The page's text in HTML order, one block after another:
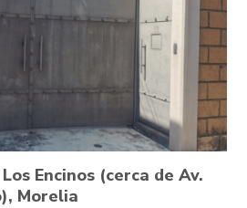
Encinos (cerca de Av.
Morelia